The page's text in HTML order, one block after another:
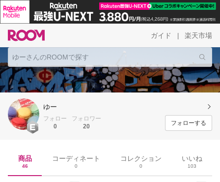
ガイド 楽天市場
ゆー
フォロー
0
フォロワー
20
フォローする
商品
46
コーディネート
0
コレクション
0
いいね
103